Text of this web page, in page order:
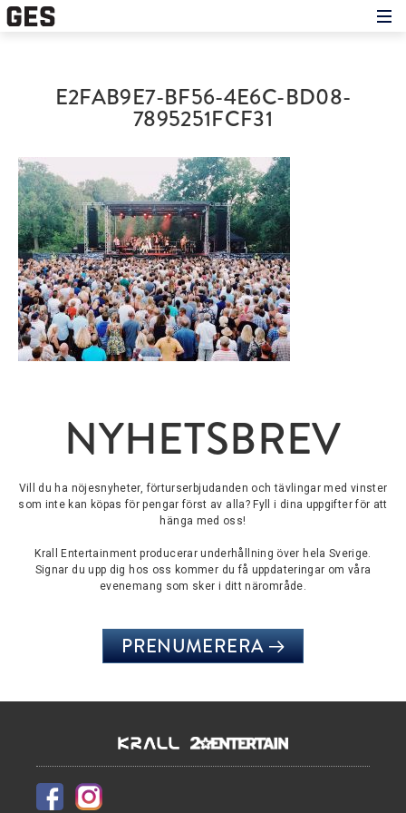
Historien om GES
Nyheter
E2FAB9E7-BF56-4E6C-BD08-
7895251FCF31
NYHETSBREV
Vill du ha nöjesnyheter, förturserbjudanden och tävlingar med vinster
som inte kan köpas för pengar först av alla? Fyll i dina uppgifter för att
hänga med oss!
Krall Entertainment producerar underhållning över hela Sverige.
Signar du upp dig hos oss kommer du få uppdateringar om våra
evenemang som sker i ditt närområde.
PRENUMERERA